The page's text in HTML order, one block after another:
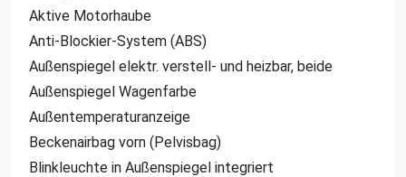
Aktive Motorhaube
Anti-Blockier-System (ABS)
Außenspiegel elektr. verstell- und heizbar, beide
Außenspiegel Wagenfarbe
Außentemperaturanzeige
Beckenairbag vorn (Pelvisbag)
Blinkleuchte in Außenspiegel integriert